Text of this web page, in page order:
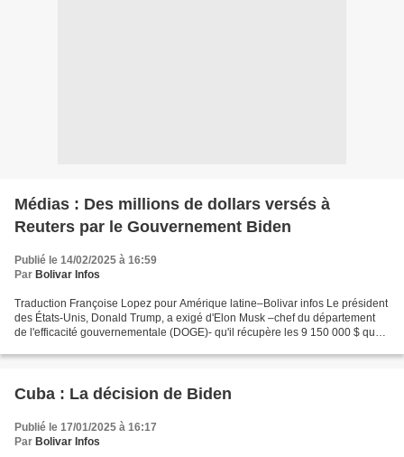
Médias : Des millions de dollars versés à
Reuters par le Gouvernement Biden
Publié le 14/02/2025 à 16:59
Par Bolivar Infos
Traduction Françoise Lopez pour Amérique latine–Bolivar infos Le président
des États-Unis, Donald Trump, a exigé d'Elon Musk –chef du département
de l'efficacité gouvernementale (DOGE)- qu'il récupère les 9 150 000 $ que
Cuba : La décision de Biden
Publié le 17/01/2025 à 16:17
Par Bolivar Infos